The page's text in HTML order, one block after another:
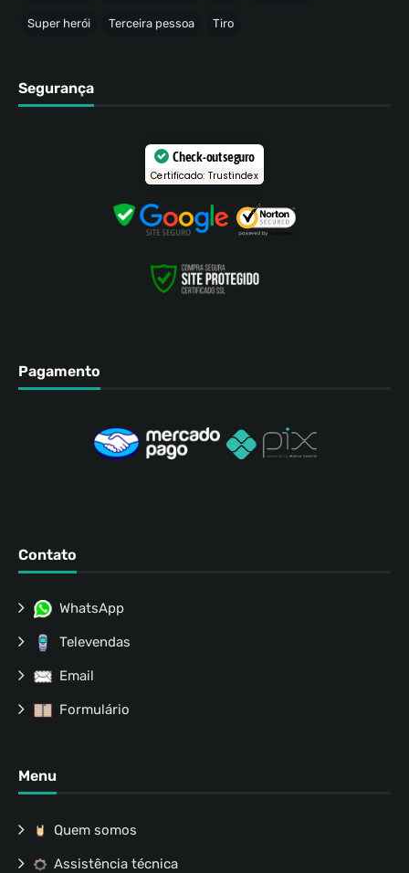
Super herói Terceira pessoa Tiro
Segurança
Check-out seguro
Certificado: Trustindex
Pagamento
Contato
WhatsApp
Televendas
Email
Formulário
Menu
Quem somos
Assistência técnica